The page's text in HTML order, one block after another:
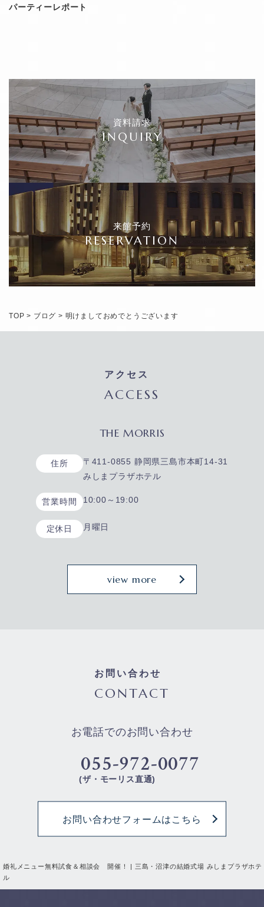
婚礼メニュー無料試食＆相談会 開催！ | 三島・沼津の結婚式場 みしまプラザホテ
ル
パーティーレポート
資料請求
INQUIRY
来館予約
RESERVATION
TOP > ブログ > 明けましておめでとうございます
アクセス
ACCESS
THE MORRIS
住所
〒411-0855 静岡県三島市本町14-31
みしまプラザホテル
営業時間 10:00～19:00
定休日 月曜日
view more
お問い合わせ
CONTACT
お電話でのお問い合わせ
055-972-0077
(ザ・モーリス直通)
お問い合わせフォームはこちら